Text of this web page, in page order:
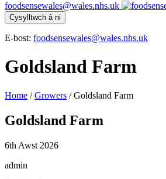
foodsensewales@wales.nhs.uk
Cysylltwch â ni
E-bost: foodsensewales@wales.nhs.uk
Goldsland Farm
Home /Growers /Goldsland Farm
Goldsland Farm
6th Awst 2026
admin